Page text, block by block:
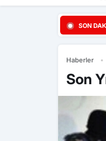
SON
Haberler
Son